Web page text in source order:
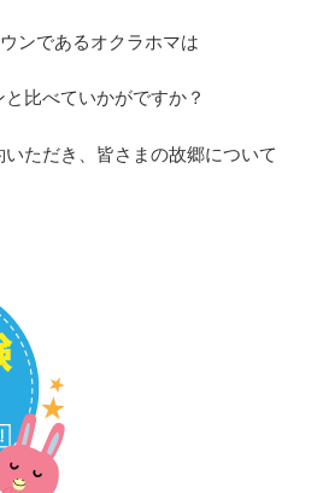
ンであるオクラホマは
比べていかがですか？
ただき、皆さまの故郷について